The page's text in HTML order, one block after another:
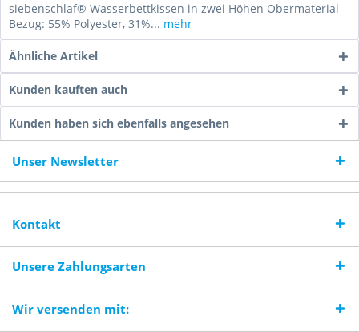
siebenschlaf® Wasserbettkissen in zwei Höhen Obermaterial-
Bezug: 55% Polyester, 31%... mehr
Ähnliche Artikel
Kunden kauften auch
Kunden haben sich ebenfalls angesehen
Unser Newsletter
Kontakt
Unsere Zahlungsarten
Wir versenden mit: